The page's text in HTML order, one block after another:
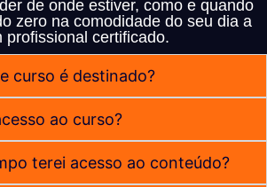
de onde estiver, como e quando
zero na comodidade do seu dia a
profissional certificado.
curso é destinado?
ao curso?
terei acesso ao conteúdo?